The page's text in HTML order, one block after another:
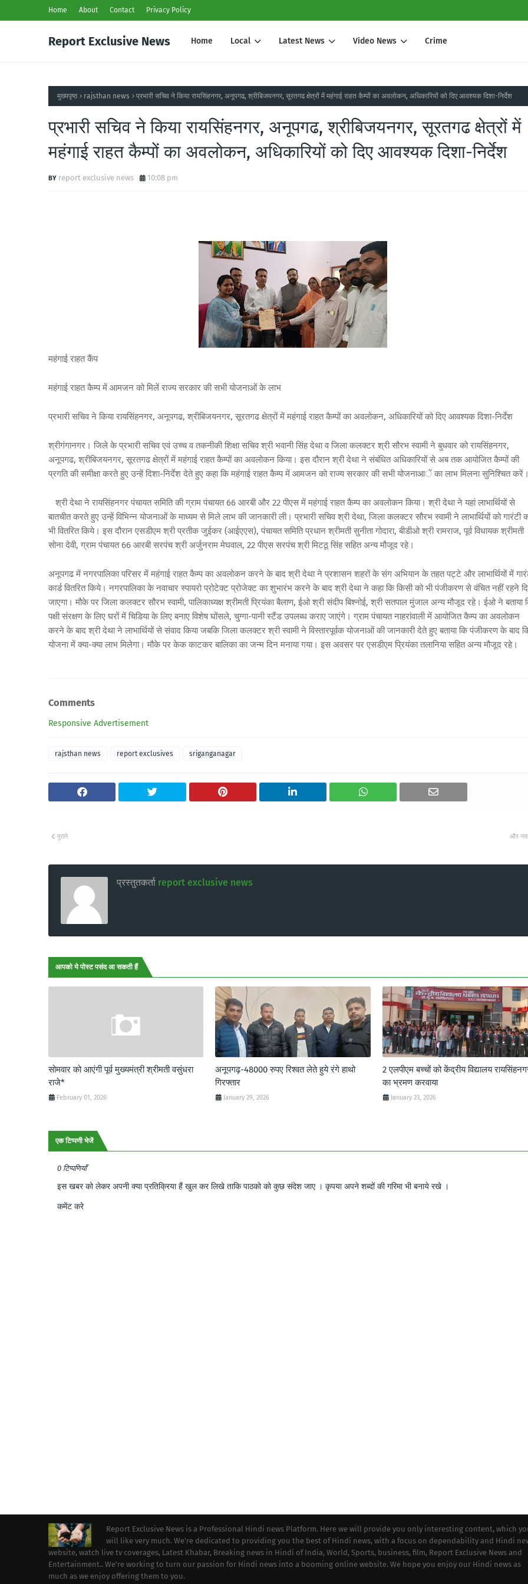
Home About Contact Privacy Policy
Report Exclusive News Home Local Latest News Video News Crime
मुख्यपृष्ठ rajsthan news प्रभारी सचिव ने किया रायसिंहनगर, अनूपगढ, श्रीबिजयनगर, सूरतगढ क्षेत्रों में महंगाई राहत कैम्पों का अवलोकन, अधिकारियों को दिए आवश्यक दिशा-निर्देश
प्रभारी सचिव ने किया रायसिंहनगर, अनूपगढ, श्रीबिजयनगर, सूरतगढ क्षेत्रों में
महंगाई राहत कैम्पों का अवलोकन, अधिकारियों को दिए आवश्यक दिशा-निर्देश
report exclusive news 10:08 pm
महंगाई राहत कैंप
महंगाई राहत कैम्प में आमजन को मिलें राज्य सरकार की सभी योजनाओं के लाभ
प्रभारी सचिव ने किया रायसिंहनगर, अनूपगढ, श्रीबिजयनगर, सूरतगढ क्षेत्रों में महंगाई राहत कैम्पों का अवलोकन, अधिकारियों को दिए आवश्यक दिशा-निर्देश
श्रीगंगानगर। जिले के प्रभारी सचिव एवं उच्च व तकनीकी शिक्षा सचिव श्री भवानी सिंह देथा व जिला कलक्टर श्री सौरभ स्वामी ने बुधवार को रायसिंहनगर,
अनूपगढ, श्रीबिजयनगर, सूरतगढ क्षेत्रों में महंगाई राहत कैम्पों का अवलोकन किया। इस दौरान श्री देथा ने संबंधित अधिकारियों से अब तक आयोजित कैम्पों की
प्रगति की समीक्षा करते हुए उन्हें दिशा-निर्देश देते हुए कहा कि महंगाई राहत कैम्प में आमजन को राज्य सरकार की सभी योजनाआें का लाभ मिलना सुनिश्चित
श्री देथा ने रायसिंहनगर पंचायत समिति की ग्राम पंचायत 66 आरबी और 22 पीएस में महंगाई राहत कैम्प का अवलोकन किया। श्री देथा ने यहां लाभार्थियों से
बातचीत करते हुए उन्हें विभिन्न योजनाओं के माध्यम से मिले लाभ की जानकारी ली। प्रभारी सचिव श्री देथा, जिला कलक्टर सौरभ स्वामी ने लाभार्थियों को गारंटी
भी वितरित किये। इस दौरान एसडीएम श्री प्रतीक जुईकर (आईएएस), पंचायत समिति प्रधान श्रीमती सुनीता गोदारा, बीडीओ श्री रामराज, पूर्व विधायक श्रीमती
सोना देवी, ग्राम पंचायत 66 आरबी सरपंच श्री अर्जुनराम मेघवाल, 22 पीएस सरपंच श्री मिटठू सिंह सहित अन्य मौजूद रहे।
अनूपगढ में नगरपालिका परिसर में महंगाई राहत कैम्प का अवलोकन करने के बाद श्री देथा ने प्रशासन शहरों के संग अभियान के तहत पट्टे और लाभार्थियों में
कार्ड वितरित किये। नगरपालिका के नवाचार स्पायरो प्रोटेक्ट प्रोजेक्ट का शुभारंभ करने के बाद श्री देथा ने कहा कि किसी को भी पंजीकरण से वंचित नहीं रहने
जाएगा। मौके पर जिला कलक्टर सौरभ स्वामी, पालिकाध्यक्ष श्रीमती प्रियंका बैलाण, ईओ श्री संदीप बिश्नोई, श्री सतपाल मुंजाल अन्य मौजूद रहे। ईओ ने बताया
पक्षी संरक्षण के लिए घरों में चिडिया के लिए बनाए विशेष घोंसले, चुग्गा-पानी स्टैंड उपलब्ध कराए जाएंगे। ग्राम पंचायत नाहरांवाली में आयोजित कैम्प का अवलोकन
करने के बाद श्री देथा ने लाभार्थियों से संवाद किया जबकि जिला कलक्टर श्री स्वामी ने विस्तारपूर्वक योजनाओं की जानकारी देते हुए बताया कि पंजीकरण के बाद
योजना में क्या-क्या लाभ मिलेगा। मौके पर केक काटकर बालिका का जन्म दिन मनाया गया। इस अवसर पर एसडीएम प्रियंका तलानिया सहित अन्य मौजूद रहे।
Comments
Responsive Advertisement
rajsthan news report exclusives sriganganagar
और नया
पुराने
प्रस्तुतकर्ता report exclusive news
आपको ये पोस्ट पसंद आ सकती हैं
सोमवार को आएंगी पूर्व मुख्यमंत्री श्रीमती वसुंधरा
राजे*
February 01, 2026
अनूपगढ़-48000 रुपए रिश्वत लेते हुये रंगे हाथो
गिरफ्तार
January 29, 2026
2 एलपीएम बच्चों को केंद्रीय विद्यालय
का भ्रमण करवाया
January 23, 2026
एक टिप्पणी भेजें
0 टिप्पणियाँ
इस खबर को लेकर अपनी क्या प्रतिक्रिया हैं खुल कर लिखे ताकि पाठको को कुछ संदेश जाए । कृपया अपने शब्दों की गरिमा भी बनाये रखे ।
कमेंट करे
Report Exclusive News is a Professional Hindi news Platform. Here we will provide you only interesting content, which
will like very much. We're dedicated to providing you the best of Hindi news, with a focus on dependability and Hindi
website, watch live tv coverages, Latest Khabar, Breaking news in Hindi of India, World, Sports, business, film, Report Exclusive News and
Entertainment.. We're working to turn our passion for Hindi news into a booming online website. We hope you enjoy our Hindi news as
much as we enjoy offering them to you.